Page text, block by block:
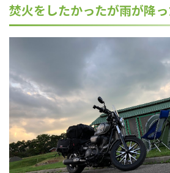
焚火をしたかったが雨が降